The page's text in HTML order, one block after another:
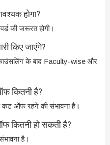
होगा?
की जरूरत होगी।
किए जाएंगे?
के बाद Faculty-wise और
कितनी है?
कट ऑफ रहने की संभावना है।
कितनी हो सकती है?
है।